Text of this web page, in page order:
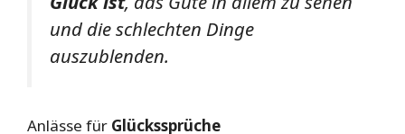
und die schlechten Dinge
auszublenden.
Anlässe für Glückssprüche